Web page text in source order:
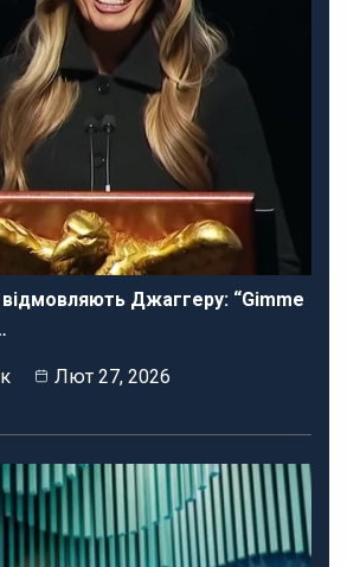
Джаггеру: “Gimme
Лют 27, 2026